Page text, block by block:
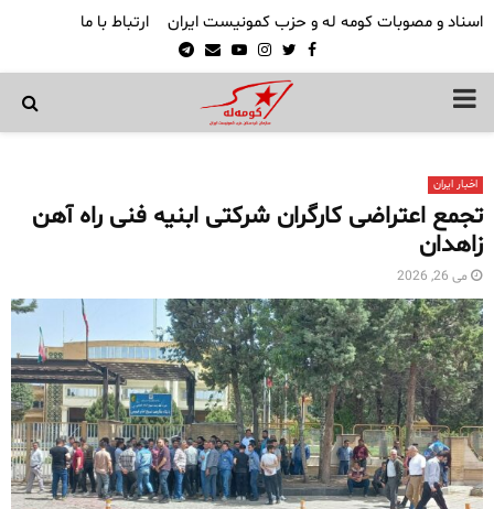
اسناد و مصوبات کومه له و حزب کمونیست ایران ارتباط با ما
Facebook
Twitter
Instagram
Youtube
Email
Telegram
PRIMARY
اخبار ایران
تجمع اعتراضی کارگران شرکتی ابنیه فنی راه آهن
زاهدان
می 26, 2026